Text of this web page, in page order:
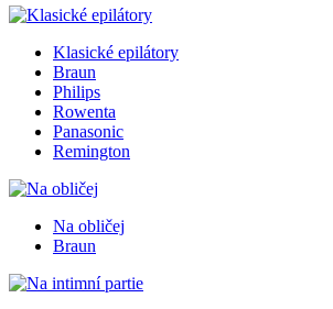
Klasické epilátory
Braun
Philips
Rowenta
Panasonic
Remington
Na obličej
Braun